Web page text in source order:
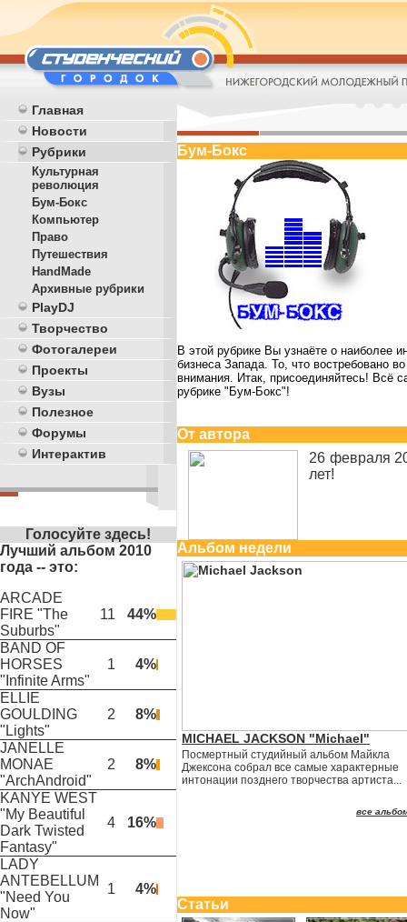
Главная
Новости
Рубрики
Культурная
революция
Бум-Бокс
Компьютер
Право
Путешествия
HandMade
Архивные рубрики
PlayDJ
Творчество
Фотогалереи
Проекты
Вузы
Полезное
Форумы
Интерактив
Голосуйте здесь!
Лучший альбом 2010
года -- это:
ARCADE
FIRE "The
Suburbs"
11 44%
BAND OF
HORSES
"Infinite Arms"
1 4%
ELLIE
GOULDING
"Lights"
2 8%
JANELLE
MONAE
"ArchAndroid"
2 8%
KANYE WEST
"My Beautiful
Dark Twisted
Fantasy"
4 16%
LADY
ANTEBELLUM
"Need You
Now"
1 4%
Бум-Бокс
В этой рубрике Вы узнаёте о наиболее
бизнеса Запада. То, что востребовано
внимания. Итак, присоединяйтесь! Всё
рубрике "Бум-Бокс"!
От автора
26 февраля
лет!
Альбом недели
MICHAEL JACKSON "Michael"
Посмертный студийный альбом Майкла
Джексона собрал все самые характерные
интонации позднего творчества артиста...
все
Статьи